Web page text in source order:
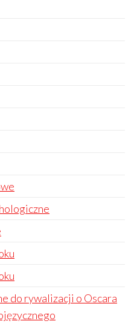
do rywalizacji o Oscara